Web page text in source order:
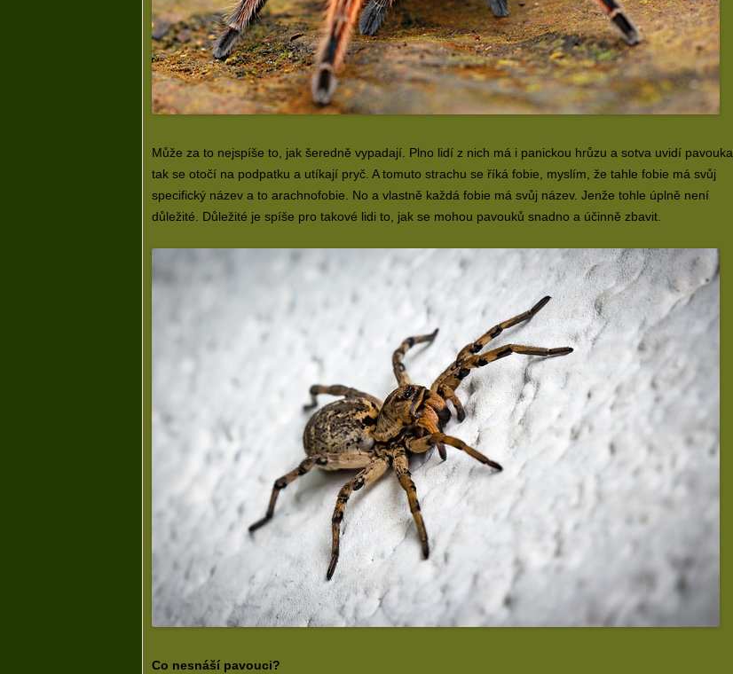
Může za to nejspíše to, jak šeredně vypadají. Plno lidí z nich má i panickou hrůzu a sotva uvidí pavouka,
tak se otočí na podpatku a utíkají pryč. A tomuto strachu se říká fobie, myslím, že tahle fobie má svůj
specifický název a to arachnofobie. No a vlastně každá fobie má svůj název. Jenže tohle úplně není
důležité. Důležité je spíše pro takové lidi to, jak se mohou pavouků snadno a účinně zbavit.
Co nesnáší pavouci?